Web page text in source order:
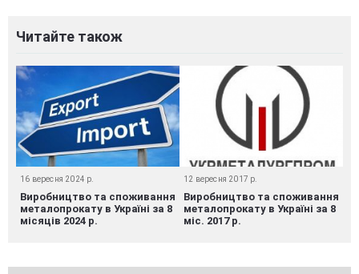
Читайте також
16 вересня 2024 р.
Виробництво та споживання
металопрокату в Україні за 8
місяців 2024 р.
12 вересня 2017 р.
Виробництво та споживання
металопрокату в Україні за 8
міс. 2017 р.